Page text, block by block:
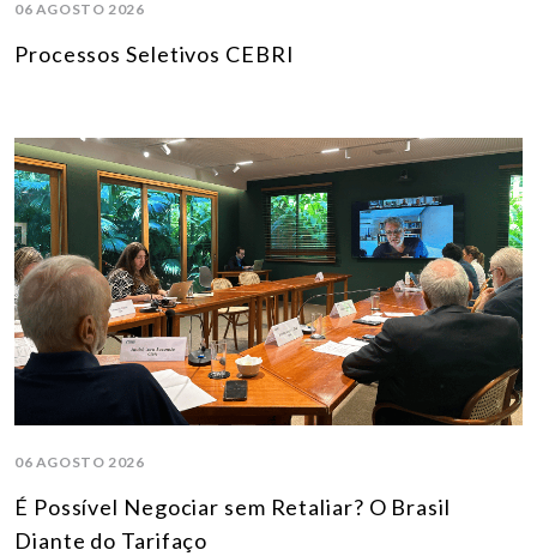
06 AGOSTO 2026
Processos Seletivos CEBRI
06 AGOSTO 2026
É Possível Negociar sem Retaliar? O Brasil
Diante do Tarifaço